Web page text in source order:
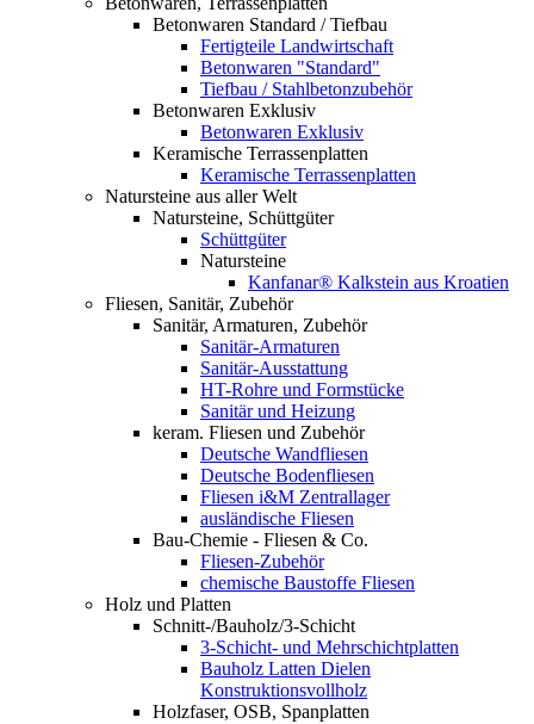
Betonwaren Standard / Tiefbau
Fertigteile Landwirtschaft
Betonwaren "Standard"
Tiefbau / Stahlbetonzubehör
Betonwaren Exklusiv
Betonwaren Exklusiv
Keramische Terrassenplatten
Keramische Terrassenplatten
Natursteine aus aller Welt
Natursteine, Schüttgüter
Schüttgüter
Natursteine
Kanfanar® Kalkstein aus Kroatien
Fliesen, Sanitär, Zubehör
Sanitär, Armaturen, Zubehör
Sanitär-Armaturen
Sanitär-Ausstattung
HT-Rohre und Formstücke
Sanitär und Heizung
keram. Fliesen und Zubehör
Deutsche Wandfliesen
Deutsche Bodenfliesen
Fliesen i&M Zentrallager
ausländische Fliesen
Bau-Chemie - Fliesen & Co.
Fliesen-Zubehör
chemische Baustoffe Fliesen
Holz und Platten
Schnitt-/Bauholz/3-Schicht
3-Schicht- und Mehrschichtplatten
Bauholz Latten Dielen
Konstruktionsvollholz
Holzfaser, OSB, Spanplatten